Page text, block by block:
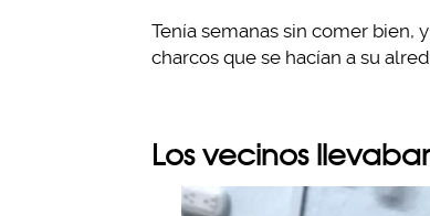
Tenía semanas sin comer bien,
charcos que se hacían a su
Los vecinos